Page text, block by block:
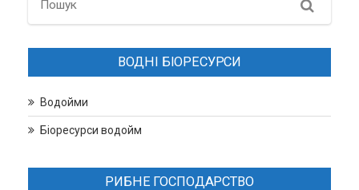
Search
ВОДНІ БІОРЕСУРСИ
Водойми
Біоресурси водойм
РИБНЕ ГОСПОДАРСТВО